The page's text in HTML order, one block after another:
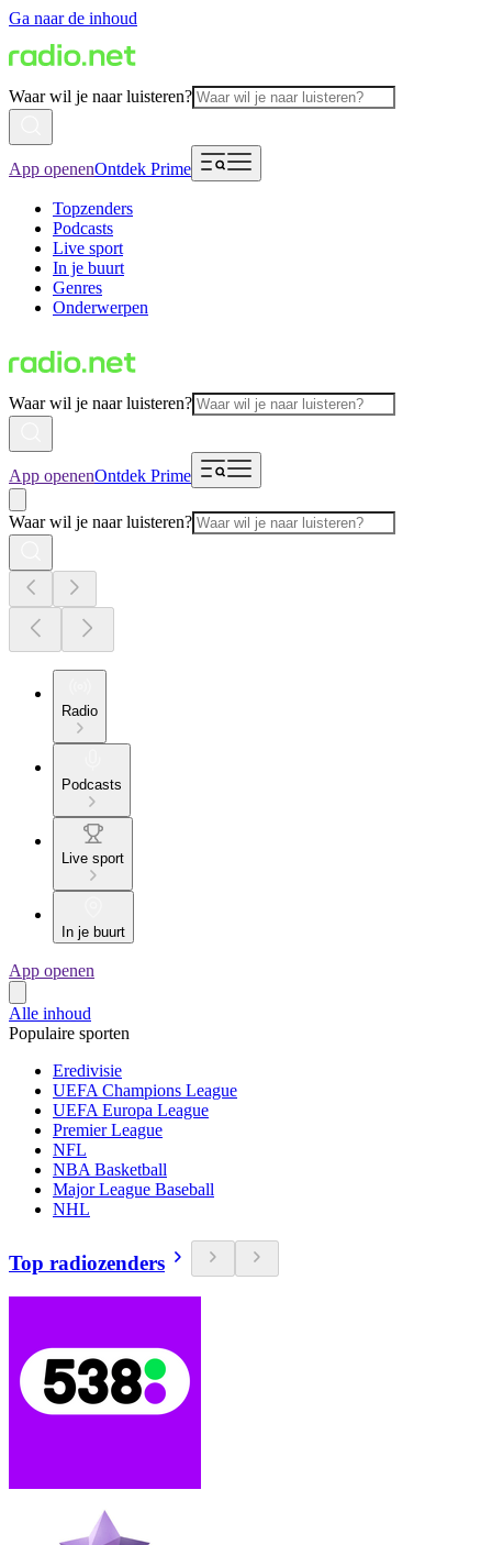
Ga naar de inhoud
Waar wil je naar luisteren?
App openenOntdek Prime
Topzenders
Podcasts
Live sport
In je buurt
Genres
Onderwerpen
Waar wil je naar luisteren?
App openenOntdek Prime
Waar wil je naar luisteren?
Radio
Podcasts
Live sport
In je buurt
App openen
Alle inhoud
Populaire sporten
Eredivisie
UEFA Champions League
UEFA Europa League
Premier League
NFL
NBA Basketball
Major League Baseball
NHL
Top radiozenders